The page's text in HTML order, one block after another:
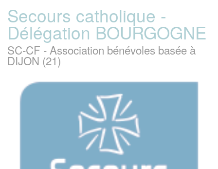
Secours catholique -
Délégation BOURGOGNE
SC-CF - Association bénévoles basée à
DIJON (21)